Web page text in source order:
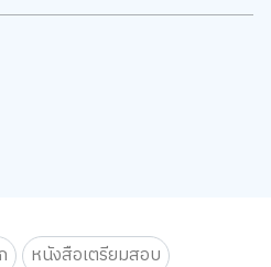
หนังสือเตรียมสอบ